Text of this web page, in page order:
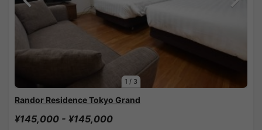
1 / 3
Randor Residence Tokyo Grand
¥145,000 - ¥145,000